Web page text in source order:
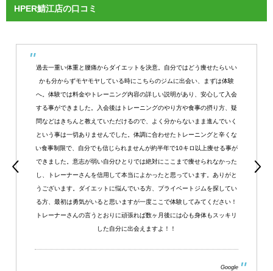
HPER鯖江店の口コミ
過去一重い体重と腰痛からダイエットを決意。自分ではどう痩せたらいい
かも分からずモヤモヤしている時にこちらのジムに出会い、まずは体験
へ。体験では料金やトレーニング内容の詳しい説明があり、安心して入会
する事ができました。入会後はトレーニングのやり方や食事の摂り方、疑
問などはきちんと教えていただけるので、よく分からないまま進んでいく
という事は一切ありませんでした。体調に合わせたトレーニングと辛くな
い食事制限で、自分でも信じられませんが約半年で10キロ以上痩せる事が
できました。意志が弱い自分ひとりでは絶対にここまで痩せられなかった
し、トレーナーさんを信用して本当によかったと思っています。ありがと
うございます。ダイエットに悩んでいる方、プライベートジムを探してい
る方、最初は勇気がいると思いますが一度ここで体験してみてください！
トレーナーさんの言うとおりに頑張れば数ヶ月後には心も身体もスッキリ
した自分に出会えますよ！！
Google